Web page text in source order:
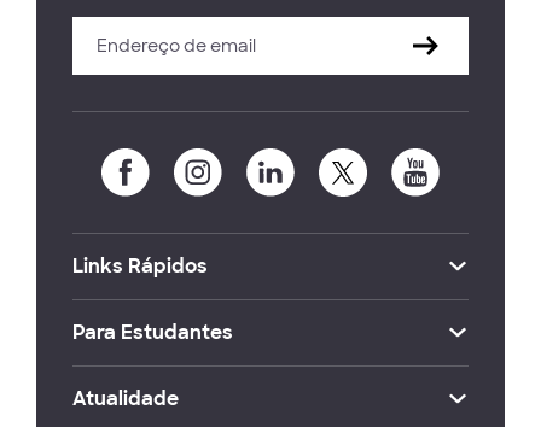
Links Rápidos
Para Estudantes
Atualidade